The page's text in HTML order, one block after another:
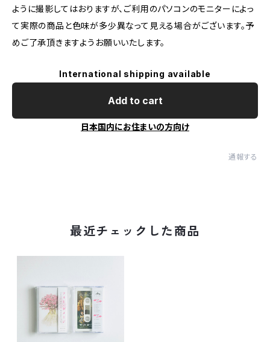
ように撮影してはおりますが、ご利用のパソコンのモニターによっ
て実際の商品と色味が多少異なって見える場合がございます。予
めご了承頂きますようお願いいたします。
International shipping available
Add to cart
日本国内にお住まいの方向け
通報する
最近チェックした商品